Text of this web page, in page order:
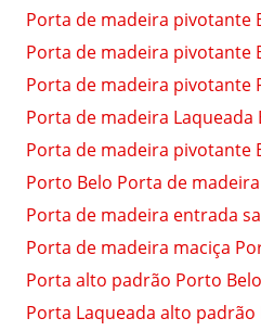
Porta de madeira pivotante
Porta de madeira pivotante
Porta de madeira pivotante
Porta de madeira Laqueada
Porta de madeira pivotante
Porto Belo Porta de madeira
Porta de madeira entrada
Porta de madeira maciça
Porta alto padrão Porto Belo
Porta Laqueada alto padrão